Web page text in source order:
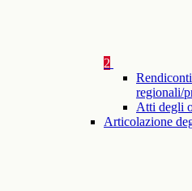
2
regionali/
Atti degli
Articolazione